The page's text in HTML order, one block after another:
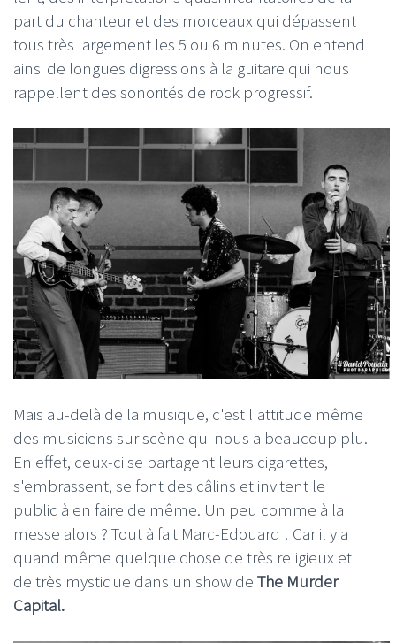
part du chanteur et des morceaux qui dépassent
tous très largement les 5 ou 6 minutes. On entend
ainsi de longues digressions à la guitare qui nous
rappellent des sonorités de rock progressif.
Mais au-delà de la musique, c'est l'attitude même
des musiciens sur scène qui nous a beaucoup plu.
En effet, ceux-ci se partagent leurs cigarettes,
s'embrassent, se font des câlins et invitent le
public à en faire de même. Un peu comme à la
messe alors ? Tout à fait Marc-Edouard ! Car il y a
quand même quelque chose de très religieux et
de très mystique dans un show de The Murder
Capital.